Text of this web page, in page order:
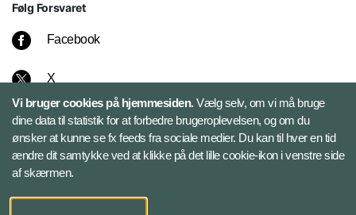
Følg Forsvaret
Facebook
X
Instagram
Bluesky
LinkedIn
Vi bruger cookies på hjemmesiden.Vælg selv, om vi må bruge
dine data til statistik for at forbedre brugeroplevelsen, og om du
ønsker at kunne se fx feeds fra sociale medier. Du kan til hver en tid
ændre dit samtykke ved at klikke på det lille cookie-ikon i venstre side
af skærmen.